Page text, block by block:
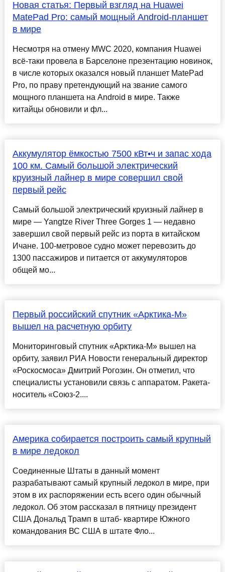
Новая статья: Первый взгляд на Huawei
MatePad Pro: самый мощный Android-планшет
в мире
Несмотря на отмену MWC 2020, компания Huawei
всё-таки провела в Барселоне презентацию новинок,
в числе которых оказался новый планшет MatePad
Pro, по праву претендующий на звание самого
мощного планшета на Android в мире. Также
китайцы обновили и фл...
Аккумулятор ёмкостью 7500 кВт•ч и запас хода
100 км. Самый большой электрический
круизный лайнер в мире совершил свой
первый рейс
Самый большой электрический круизный лайнер в
мире — Yangtze River Three Gorges 1 — недавно
завершил свой первый рейс из порта в китайском
Ичане. 100-метровое судно может перевозить до
1300 пассажиров и питается от аккумуляторов
общей мо...
Первый российский спутник «Арктика-М»
вышел на расчетную орбиту
Мониторинговый спутник «Арктика-М» вышел на
орбиту, заявил РИА Новости генеральный директор
«Роскосмоса» Дмитрий Рогозин. Он отметил, что
специалисты установили связь с аппаратом. Ракета-
носитель «Союз-2....
Америка собирается построить самый крупный
в мире ледокол
Соединенные Штаты в данный момент
разрабатывают самый крупный ледокол в мире, при
этом в их распоряжении есть всего один обычный
ледокол. Об этом рассказал в пятницу президент
США Дональд Трамп в штаб- квартире Южного
командования ВС США в штате Фло...